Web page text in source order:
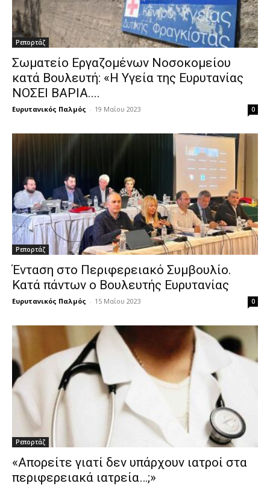
Ρεπορτάζ
Σωματείο Εργαζομένων Νοσοκομείου
κατά Βουλευτή: «Η Υγεία της Ευρυτανίας
ΝΟΣΕΙ ΒΑΡΙΑ....
Ευρυτανικός Παλμός - 19 Μαΐου 2023 0
Ρεπορτάζ
Ένταση στο Περιφερειακό Συμβουλίο.
Κατά πάντων ο Βουλευτής Ευρυτανίας
Ευρυτανικός Παλμός - 15 Μαΐου 2023 0
Ρεπορτάζ
«Απορείτε γιατί δεν υπάρχουν ιατροί στα
περιφερειακά ιατρεία…;»